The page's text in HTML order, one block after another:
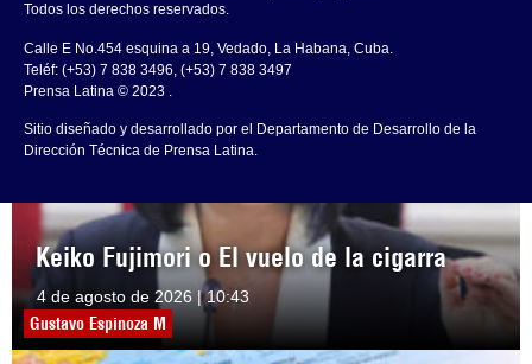
Keiko Fujimori o El vuelo de la cigarra
4 de agosto de 2026 | 10:43
Gustavo Espinoza M
Todos los derechos reservados.
Calle E No.454 esquina a 19, Vedado, La Habana, Cuba.
Teléf: (+53) 7 838 3496, (+53) 7 838 3497
Prensa Latina © 2023 .
Sitio diseñado y desarrollado por el Departamento de Desarrollo de la
Dirección Técnica de Prensa Latina.